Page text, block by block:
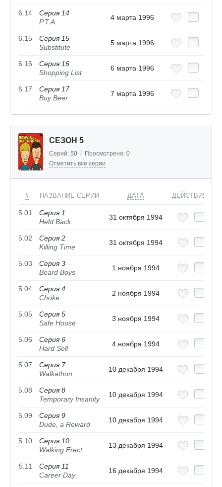
6.14
Серия 14
P.T.A.
4 марта 1996
6.15
Серия 15
Substitute
5 марта 1996
6.16
Серия 16
Shopping List
6 марта 1996
6.17
Серия 17
Buy Beer
7 марта 1996
СЕЗОН 5
Серий: 50 / Просмотрено: 0
Отметить все серии
# НАЗВАНИЕ СЕРИИ ДАТА ДЕЙСТВИЯ
5.01
Серия 1
Held Back
31 октября 1994
5.02
Серия 2
Killing Time
31 октября 1994
5.03
Серия 3
Beard Boys
1 ноября 1994
5.04
Серия 4
Choke
2 ноября 1994
5.05
Серия 5
Safe House
3 ноября 1994
5.06
Серия 6
Hard Sell
4 ноября 1994
5.07
Серия 7
Walkathon
10 декабря 1994
5.08
Серия 8
Temporary Insanity
10 декабря 1994
5.09
Серия 9
Dude, a Reward
10 декабря 1994
5.10
Серия 10
Walking Erect
13 декабря 1994
5.11
Серия 11
Career Day
16 декабря 1994